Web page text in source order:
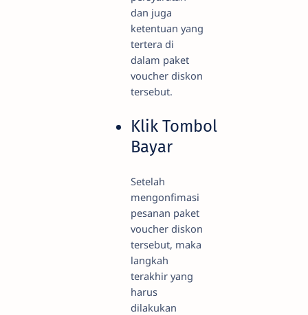
dan juga
ketentuan yang
tertera di
dalam paket
voucher diskon
tersebut.
Klik Tombol
Bayar
Setelah
mengonfimasi
pesanan paket
voucher diskon
tersebut, maka
langkah
terakhir yang
harus
dilakukan